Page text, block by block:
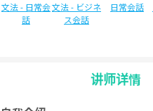
文法 - 日常会
話
文法 - ビジネ
ス会話
日常会話
讲师详情